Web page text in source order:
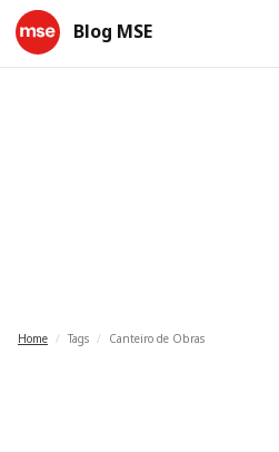
Blog MSE
Home / Tags / Canteiro de Obras